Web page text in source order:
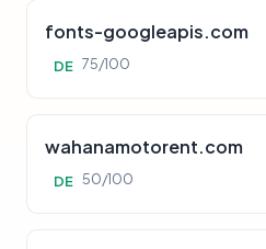
fonts-googleapis.com
DE 75/100
wahanamotorent.com
DE 50/100